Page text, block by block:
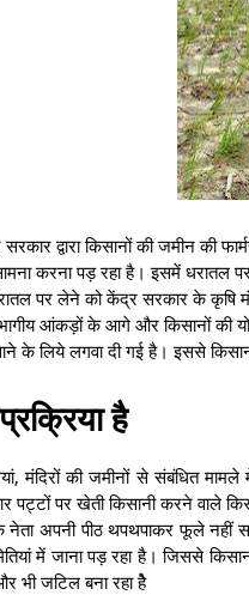
द्वारा किसानों की जमीन की
करना पड़ रहा है। इसमें धरातल
पर लेने को केंद्र सरकार के कृषि
आंकड़ों के आगे और किसानों की
के लिये लगवा दी गई है। इससे
है
मंदिरों की जमीनों से संबंधित
पट्टों पर खेती किसानी करने वाले
अपनी पीठ थपथपाकर फूले
में जाना पड़ रहा है। जिससे
भी जटिल बना रहा हैे